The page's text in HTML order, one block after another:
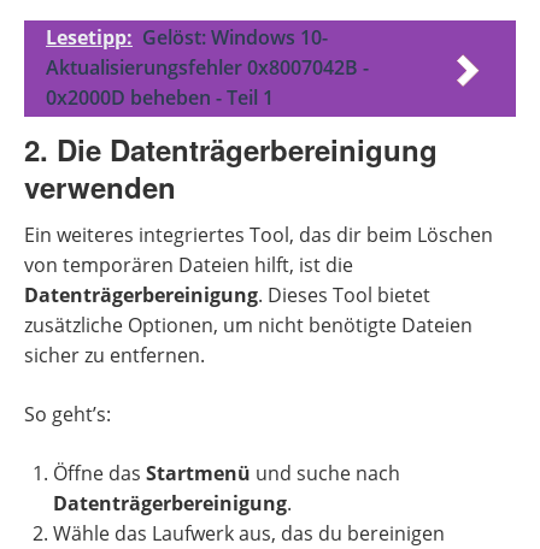
Lesetipp: Gelöst: Windows 10-
Aktualisierungsfehler 0x8007042B -
0x2000D beheben - Teil 1
2. Die Datenträgerbereinigung
verwenden
Ein weiteres integriertes Tool, das dir beim Löschen
von temporären Dateien hilft, ist die
Datenträgerbereinigung. Dieses Tool bietet
zusätzliche Optionen, um nicht benötigte Dateien
sicher zu entfernen.
So geht’s:
Öffne das Startmenü und suche nach
Datenträgerbereinigung.
Wähle das Laufwerk aus, das du bereinigen